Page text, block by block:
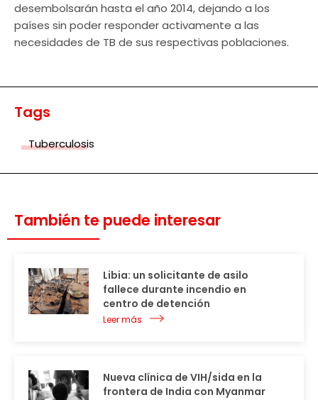
desembolsarán hasta el año 2014, dejando a los
países sin poder responder activamente a las
necesidades de TB de sus respectivas poblaciones.
Tags
Tuberculosis
También te puede interesar
Libia: un solicitante de asilo
fallece durante incendio en
centro de detención
Leer más
Nueva clínica de VIH/sida en la
frontera de India con Myanmar